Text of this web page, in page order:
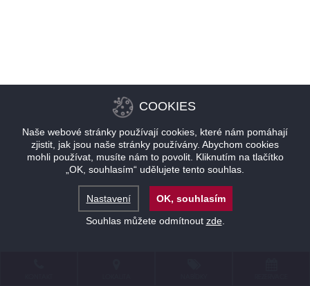
COOKIES
Naše webové stránky používají cookies, které nám pomáhají
zjistit, jak jsou naše stránky používány. Abychom cookies
mohli používat, musíte nám to povolit. Kliknutím na tlačítko
„OK, souhlasím“ udělujete tento souhlas.
Nastavení
OK, souhlasím
Souhlas můžete odmítnout zde.